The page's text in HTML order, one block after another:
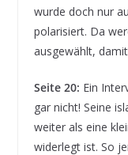
wurde doch nur
polarisiert. Da
ausgewählt,
Seite 20: Ein
gar nicht! Seine
weiter als eine
widerlegt ist. So